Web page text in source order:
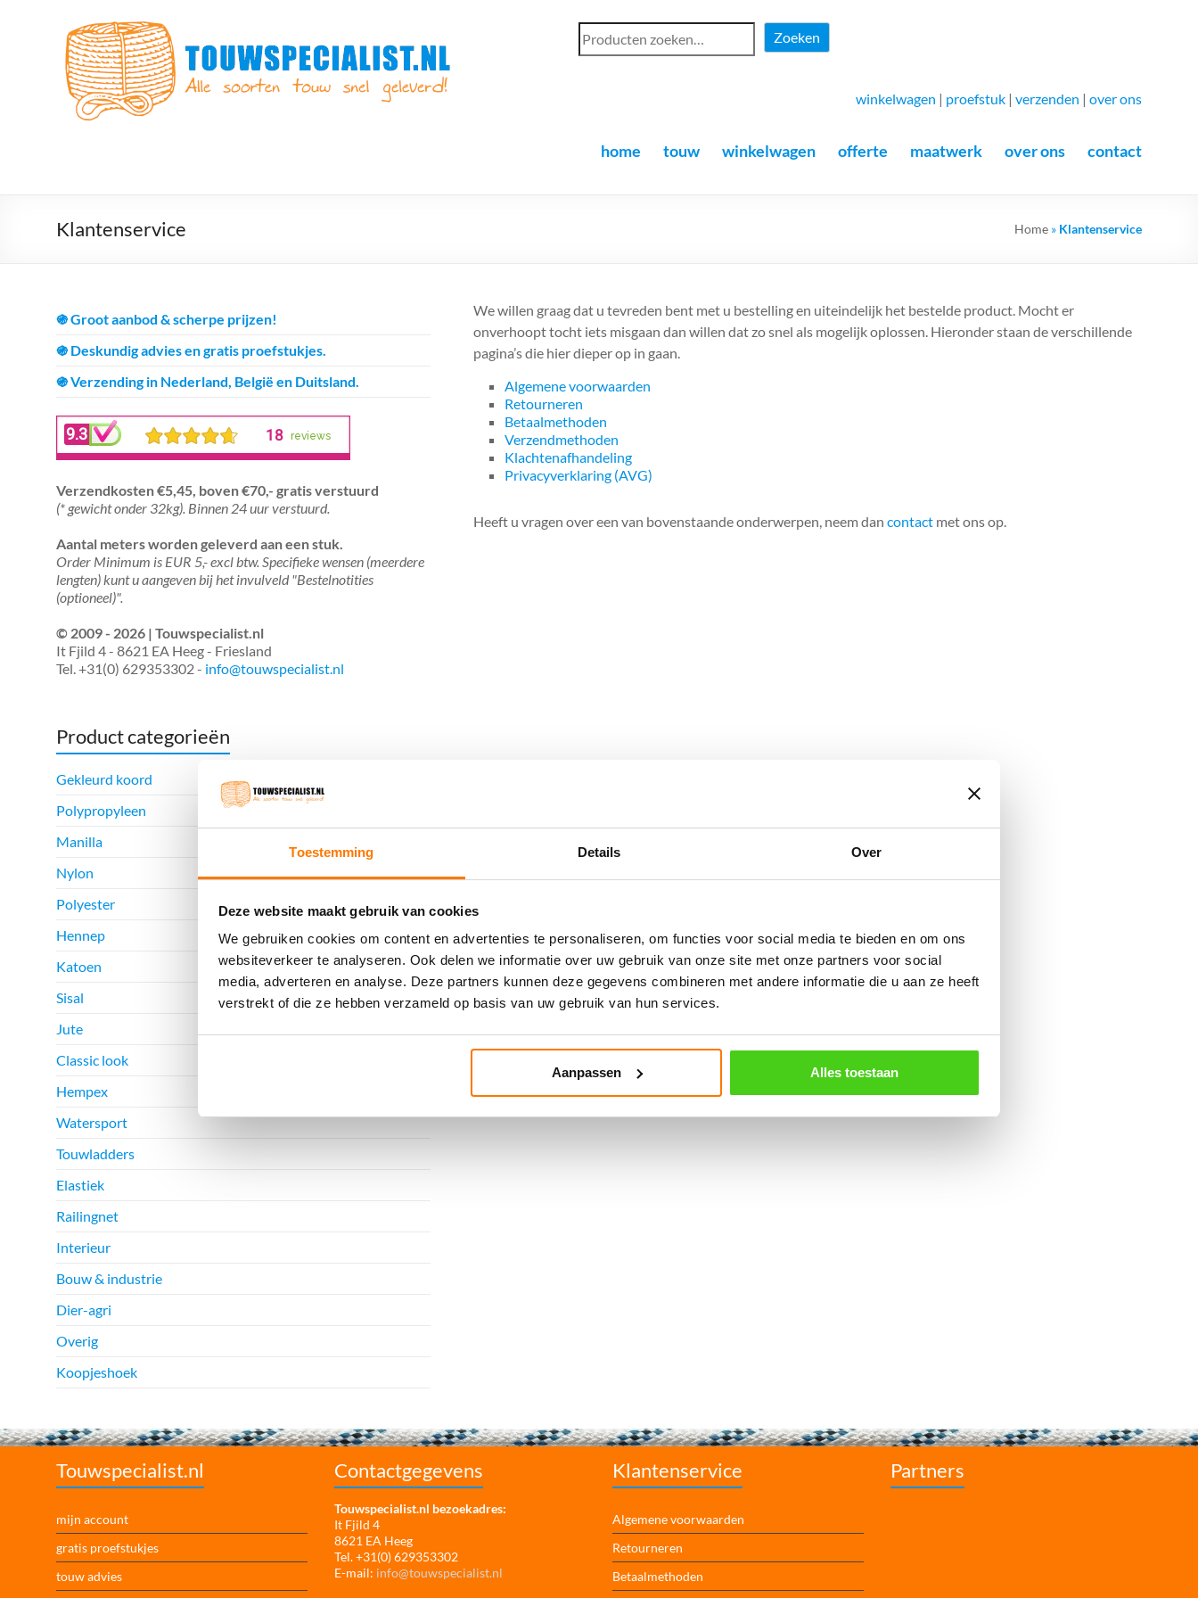
Toestemming Details Over
Deze website maakt gebruik van cookies
We gebruiken cookies om content en advertenties te personaliseren, om functies voor social media te bieden en om ons
websiteverkeer te analyseren. Ook delen we informatie over uw gebruik van onze site met onze partners voor social
media, adverteren en analyse. Deze partners kunnen deze gegevens combineren met andere informatie die u aan ze heeft
verstrekt of die ze hebben verzameld op basis van uw gebruik van hun services.
Aanpassen Alles toestaan
Touwspecialist.nl
Touwspecialist.nl,
het
adres
en
goed
Zoeken
winkelwagen | proefstuk | verzenden | over ons
home touw winkelwagen offerte maatwerk over ons contact
Klantenservice Home » Klantenservice
We willen graag dat u tevreden bent met u bestelling en uiteindelijk het bestelde product. Mocht er
onverhoopt tocht iets misgaan dan willen dat zo snel als mogelijk oplossen. Hieronder staan de verschillende
pagina’s die hier dieper op in gaan.
Algemene voorwaarden
Retourneren
Betaalmethoden
Verzendmethoden
Klachtenafhandeling
Privacyverklaring (AVG)
Heeft u vragen over een van bovenstaande onderwerpen, neem dan contact met ons op.
֍ Groot aanbod & scherpe prijzen!
֍ Deskundig advies en gratis proefstukjes.
֍ Verzending in Nederland, België en Duitsland.
Verzendkosten €5,45, boven €70,- gratis verstuurd
(* gewicht onder 32kg). Binnen 24 uur verstuurd.
Aantal meters worden geleverd aan een stuk.
Order Minimum is EUR 5,- excl btw. Specifieke wensen (meerdere
lengten) kunt u aangeven bij het invulveld "Bestelnotities
(optioneel)".
© 2009 - 2026 | Touwspecialist.nl
It Fjild 4 - 8621 EA Heeg - Friesland
Tel. +31(0) 629353302 - info@touwspecialist.nl
Product categorieën
Gekleurd koord
Polypropyleen
Manilla
Nylon
Polyester
Hennep
Katoen
Sisal
Jute
Classic look
Hempex
Watersport
Touwladders
Elastiek
Railingnet
Interieur
Bouw & industrie
Dier-agri
Overig
Koopjeshoek
Touwspecialist.nl
mijn account
gratis proefstukjes
touw advies
Contactgegevens
Touwspecialist.nl bezoekadres:
It Fjild 4
8621 EA Heeg
Tel. +31(0) 629353302
E-mail: info@touwspecialist.nl
Klantenservice
Algemene voorwaarden
Retourneren
Betaalmethoden
Partners